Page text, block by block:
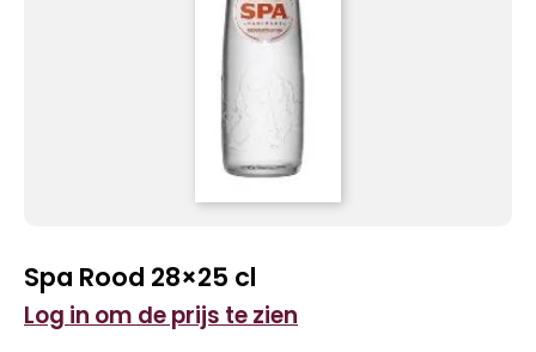
Spa Rood 28×25 cl
Log in om de prijs te zien